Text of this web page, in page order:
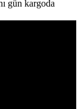
gün kargoda